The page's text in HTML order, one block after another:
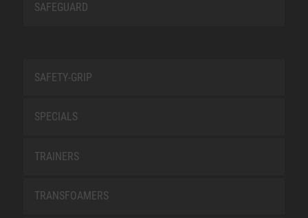
SAFEGUARD
SAFETY-GRIP
SPECIALS
TRAINERS
TRANSFOAMERS